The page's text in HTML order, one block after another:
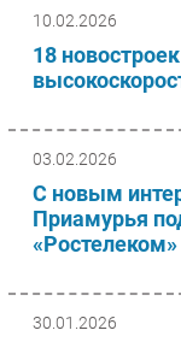
Тестовый стенд
Каталог
10.02.2026
18
03.02.2026
С новым
Приамурья
«Ростелеком»
30.01.2026